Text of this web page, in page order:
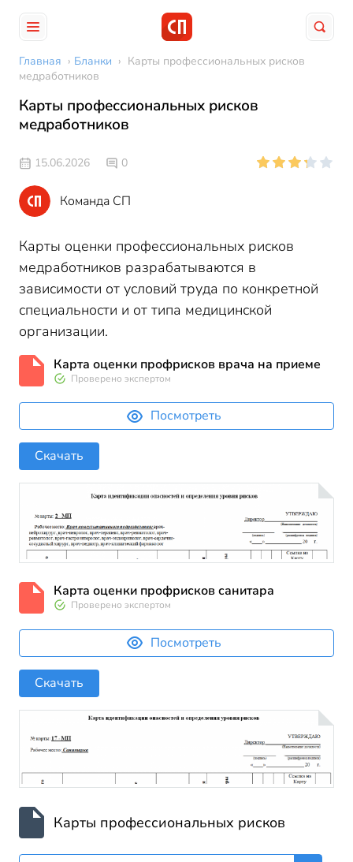
Главная › Бланки › Карты профессиональных рисков
медработников
Карты профессиональных рисков
медработников
15.06.2026 0
Команда СП
Карты оценки профессиональных рисков
медработников разрабатываются в
зависимости от условий труда по конкретной
специальности и от типа медицинской
организации.
Карта оценки профрисков врача на приеме
Проверено экспертом
Посмотреть
Скачать
Карта оценки профрисков санитара
Проверено экспертом
Посмотреть
Скачать
Карты профессиональных рисков